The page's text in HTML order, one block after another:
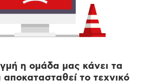
η ομάδα μας κάνει τα
το τεχνικό